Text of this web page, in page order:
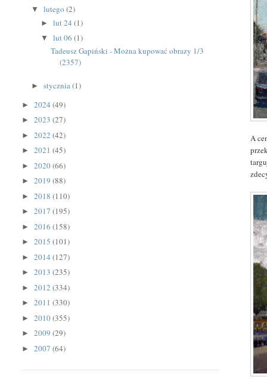
A
▼lutego(2)
► lut 24 (1)
▼ lut 06 (1)
Tadeusz Gapiński - Można kupować obrazy 1/3
(2357)
►stycznia(1)
►2024(49)
►2023(27)
►2022(42)
►2021(45)
►2020(66)
►2019(88)
►2018(110)
►2017(195)
►2016(158)
►2015(101)
►2014(127)
►2013(235)
►2012(334)
►2011(330)
►2010(355)
►2009(29)
►2007(64)